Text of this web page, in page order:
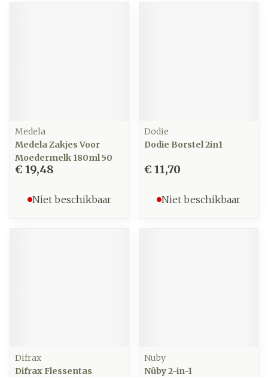
Medela
Medela Zakjes Voor
Moedermelk 180ml 50
€ 19,48
Niet beschikbaar
Dodie
Dodie Borstel 2in1
€ 11,70
Niet beschikbaar
Difrax
Difrax Flessentas
Nuby
Nûby 2-in-1